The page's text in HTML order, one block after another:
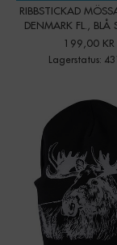
RIBBSTICKAD
DENMARK FL., BLÅ
199,00 KR
Lagerstatus:
-